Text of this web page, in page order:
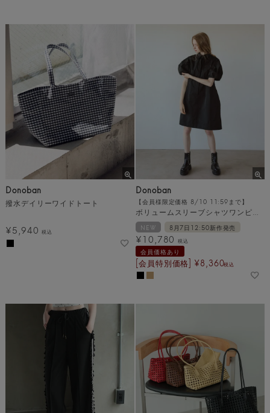
Donoban
撥水デイリーワイドトート
¥5,940 税込
Donoban
【会員様限定価格 8/10 11:59まで】
ボリュームスリーブシャツワンピース
NEW 8月7日12:50新作発売
¥10,780 税込
会員価格あり
[会員特別価格] ¥8,360税込